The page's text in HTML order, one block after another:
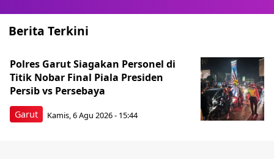
Berita Terkini
Garut
Polres Garut Siagakan Personel di
Titik Nobar Final Piala Presiden
Persib vs Persebaya
Kamis, 6 Agu 2026 - 15:44